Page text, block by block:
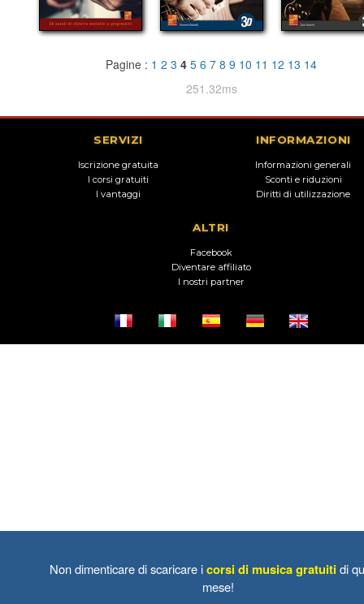
Pagine : 1 2 3 4 5 6 7 8 9 10 11 12 13 14
251.32ms
SERVIZI
Iscrizione gratuita
I corsi gratuiti
I vantaggi
INFORMAZIONI
Informazioni generali
Sconti e riduzioni
Diritti di utilizzazione
ALTRI
Facebook
Diventare affiliato
I nostri partner
Non dimenticare di scaricare icorsi di musica gratuiti di
mese!